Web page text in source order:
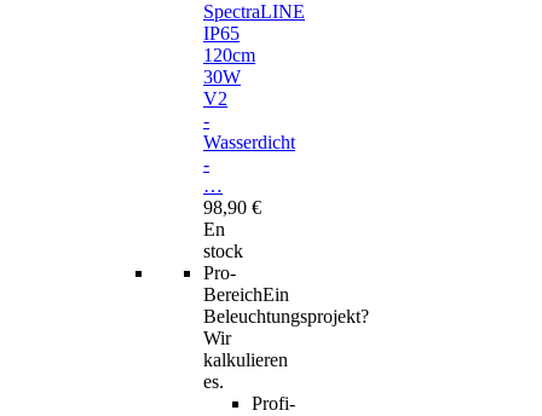
SpectraLINE
IP65
120cm
30W
V2
-
Wasserdicht
-
…
98,90 €
En
stock
Pro-
BereichEin
Beleuchtungsprojekt?
Wir
kalkulieren
es.
Profi-